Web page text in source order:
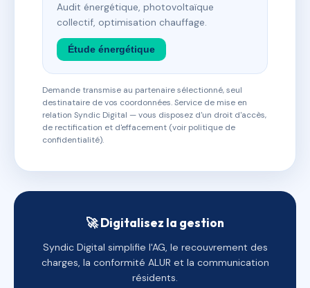
Audit énergétique, photovoltaïque
collectif, optimisation chauffage.
Étude énergétique
Demande transmise au partenaire sélectionné, seul
destinataire de vos coordonnées. Service de mise en
relation Syndic Digital — vous disposez d'un droit d'accès,
de rectification et d'effacement (voir politique de
confidentialité).
🚀 Digitalisez la gestion
Syndic Digital simplifie l'AG, le recouvrement des
charges, la conformité ALUR et la communication
résidents.